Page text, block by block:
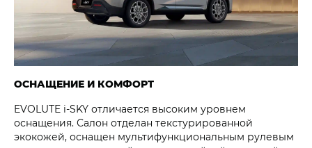
ОСНАЩЕНИЕ И КОМФОРТ
EVOLUTE i‑SKY отличается высоким уровнем
оснащения. Салон отделан текстурированной
экокожей, оснащен мультифункциональным рулевым